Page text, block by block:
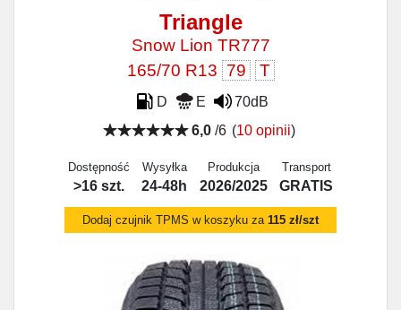
Triangle
Snow Lion TR777
165/70 R13 79 T
D E
70dB
6,0/6 (10 opinii)
Dostępność
>16 szt.
Wysyłka
24-48h
Produkcja
2026/2025
Transport
GRATIS
Dodaj czujnik TPMS w koszyku za 115 zł/szt